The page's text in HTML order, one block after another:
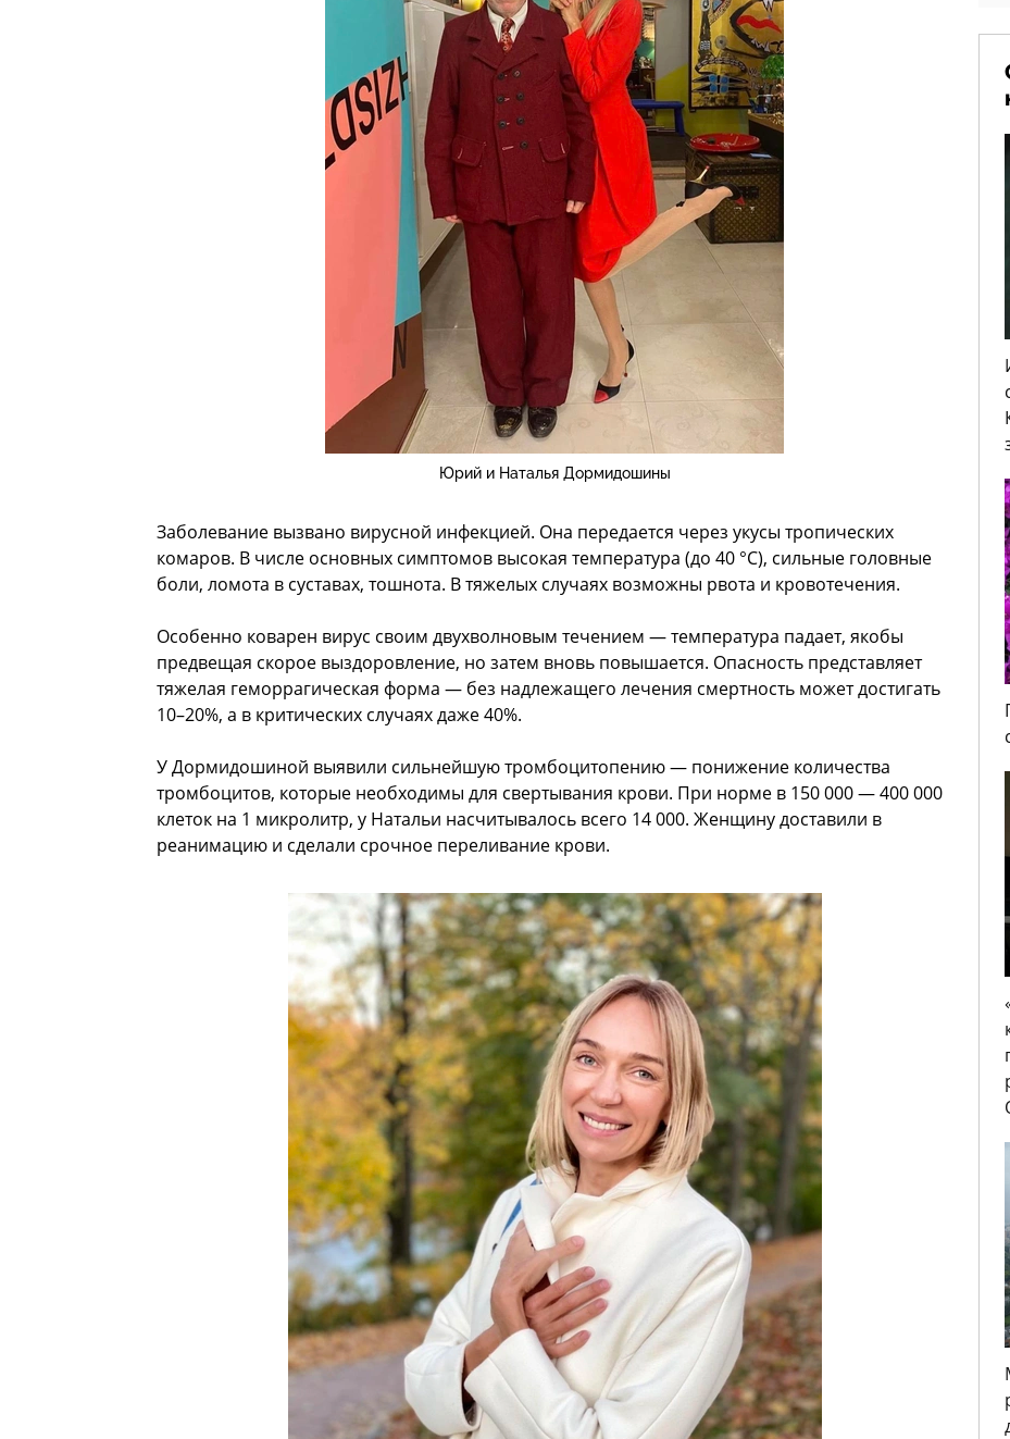
Юрий и Наталья Дормидошины
Заболевание вызвано вирусной инфекцией. Она передается через укусы тропических
комаров. В числе основных симптомов высокая температура (до 40 °C), сильные головные
боли, ломота в суставах, тошнота. В тяжелых случаях возможны рвота и кровотечения.
Особенно коварен вирус своим двухволновым течением — температура падает, якобы
предвещая скорое выздоровление, но затем вновь повышается. Опасность представляет
тяжелая геморрагическая форма — без надлежащего лечения смертность может достигать
10–20%, а в критических случаях даже 40%.
У Дормидошиной выявили сильнейшую тромбоцитопению — понижение количества
тромбоцитов, которые необходимы для свертывания крови. При норме в 150 000 — 400 000
клеток на 1 микролитр, у Натальи насчитывалось всего 14 000. Женщину доставили в
реанимацию и сделали срочное переливание крови.